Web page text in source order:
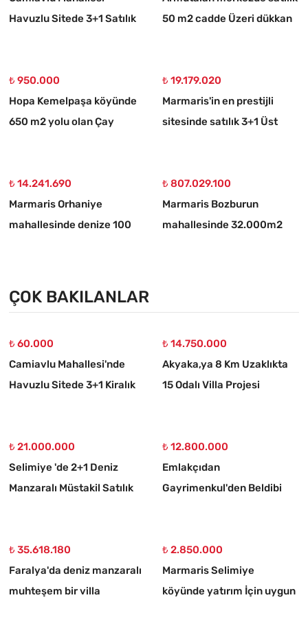
Havuzlu Sitede 3+1 Satılık
50 m2 cadde Üzeri dükkan
₺ 950.000
Hopa Kemelpaşa köyünde
650 m2 yolu olan Çay
₺ 19.179.020
Marmaris'in en prestijli
sitesinde satılık 3+1 Üst
₺ 14.241.690
Marmaris Orhaniye
mahallesinde denize 100
₺ 807.029.100
Marmaris Bozburun
mahallesinde 32.000m2
ÇOK BAKILANLAR
₺ 60.000
Camiavlu Mahallesi'nde
Havuzlu Sitede 3+1 Kiralık
₺ 14.750.000
Akyaka,ya 8 Km Uzaklıkta
15 Odalı Villa Projesi
₺ 21.000.000
Selimiye 'de 2+1 Deniz
Manzaralı Müstakil Satılık
₺ 12.800.000
Emlakçıdan
Gayrimenkul'den Beldibi
₺ 35.618.180
Faralya'da deniz manzaralı
muhteşem bir villa
₺ 2.850.000
Marmaris Selimiye
köyünde yatırım İçin uygun